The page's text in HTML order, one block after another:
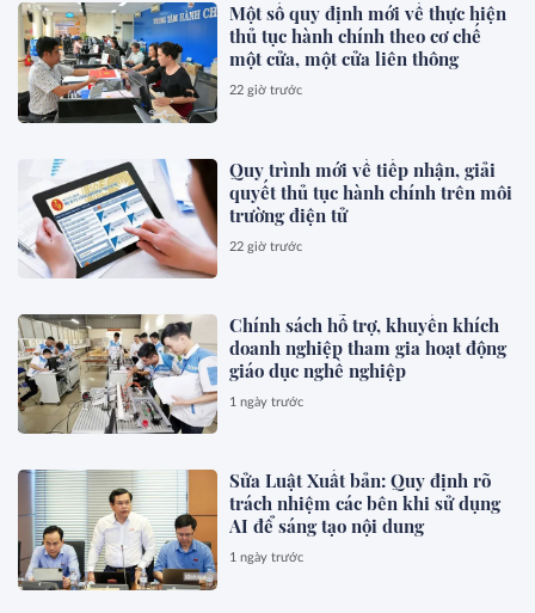
Một số quy định mới về thực hiện
thủ tục hành chính theo cơ chế
một cửa, một cửa liên thông
22 giờ trước
Quy trình mới về tiếp nhận, giải
quyết thủ tục hành chính trên môi
trường điện tử
22 giờ trước
Chính sách hỗ trợ, khuyến khích
doanh nghiệp tham gia hoạt động
giáo dục nghề nghiệp
1 ngày trước
Sửa Luật Xuất bản: Quy định rõ
trách nhiệm các bên khi sử dụng
AI để sáng tạo nội dung
1 ngày trước